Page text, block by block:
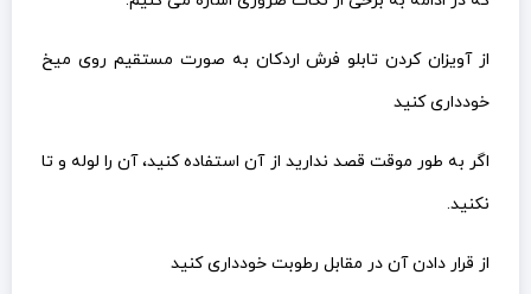
از آویزان کردن تابلو فرش اردکان به صورت مستقیم روی میخ
خودداری کنید
اگر به طور موقت قصد ندارید از آن استفاده کنید، آن را لوله و تا
نکنید.
از قرار دادن آن در مقابل رطوبت خودداری کنید